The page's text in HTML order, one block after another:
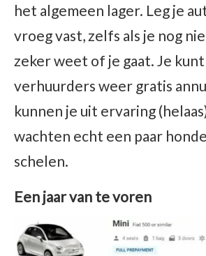
het algemeen lager. Leg je
vroeg vast, zelfs als je nog
zeker weet of je gaat. Je kunt
verhuurders weer gratis
kunnen je uit ervaring
wachten echt een paar
schelen.
Een jaar van te voren